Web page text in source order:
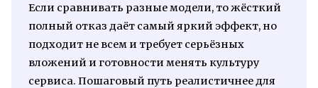
Если сравнивать разные модели, то жёсткий
полный отказ даёт самый яркий эффект, но
подходит не всем и требует серьёзных
вложений и готовности менять культуру
сервиса. Пошаговый путь реалистичнее для